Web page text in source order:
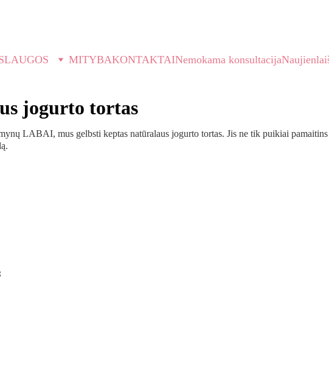
MITYBAKONTAKTAINemokama konsultacija
jogurto tortas
LABAI, mus gelbsti keptas natūralaus jogurto tortas. Jis ne tik puikiai